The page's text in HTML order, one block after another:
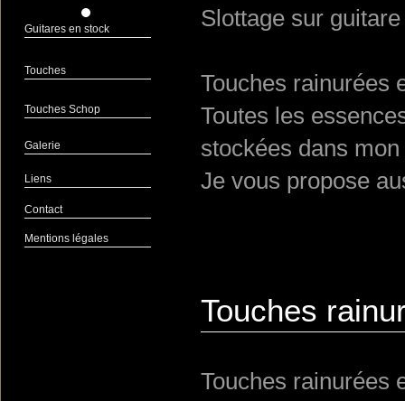
Guitares en stock
Touches
Touches Schop
Galerie
Liens
Contact
Mentions légales
Slottage sur
Touches rainurées
Toutes les
stockées dans
Je vous propose
Touches
Touches rainurées